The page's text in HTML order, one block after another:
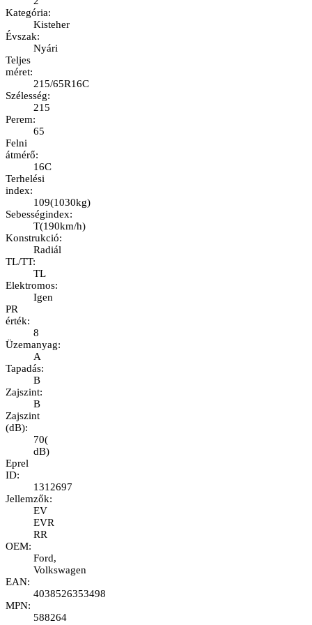
Kategória:
Kisteher
Évszak:
Nyári
Teljes
méret:
215/65R16C
Szélesség:
215
Perem:
65
Felni
átmérő:
16C
Terhelési
index:
109(1030kg)
Sebességindex:
T(190km/h)
Konstrukció:
Radiál
TL/TT:
TL
Elektromos:
Igen
PR
érték:
8
Üzemanyag:
A
Tapadás:
B
Zajszint:
B
Zajszint
(dB):
70(
dB)
Eprel
ID:
1312697
Jellemzők:
EV
EVR
RR
OEM:
Ford,
Volkswagen
EAN:
4038526353498
MPN:
588264